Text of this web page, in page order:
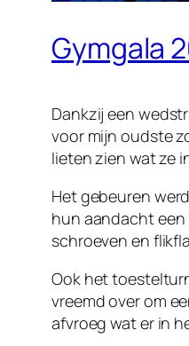
Gymgala
Dankzij een
voor mijn oudste
lieten zien wat ze
Het gebeuren
hun aandacht een
schroeven en
Ook het
vreemd over om
afvroeg wat er in